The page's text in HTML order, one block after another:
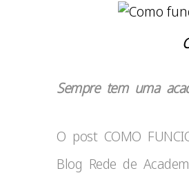
Sempre tem uma
O post COMO
Blog Rede de